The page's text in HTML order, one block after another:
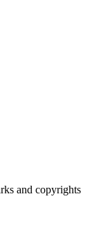
and copyrights